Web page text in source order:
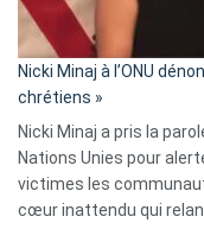
Nicki Minaj à l’ONU
chrétiens »
Nicki Minaj a pris la
Nations Unies pour
victimes les
cœur inattendu qui